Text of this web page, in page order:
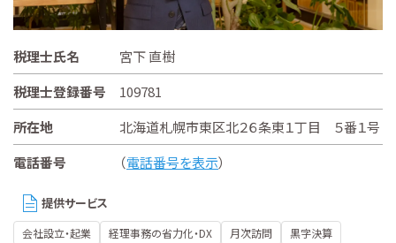
税理士氏名
宮下 直樹
税理士登録番号
109781
所在地
北海道札幌市東区北２６条東１丁目 ５番１号
電話番号
（電話番号を表示）
提供サービス
会社設立・起業 経理事務の省力化・DX 月次訪問
黒字決算